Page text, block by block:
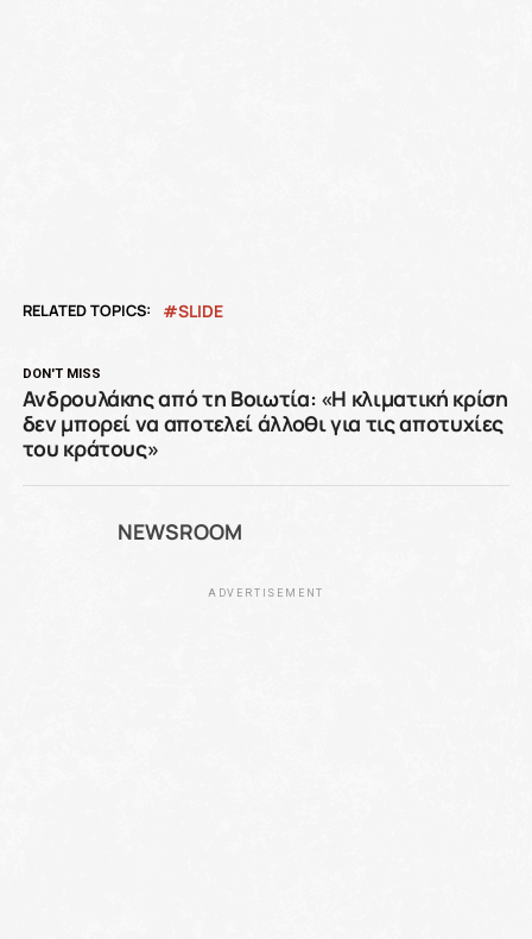
RELATED TOPICS: SLIDE
DON'T MISS
Ανδρουλάκης από τη Βοιωτία: «Η κλιματική κρίση
δεν μπορεί να αποτελεί άλλοθι για τις αποτυχίες
του κράτους»
NEWSROOM
ADVERTISEMENT